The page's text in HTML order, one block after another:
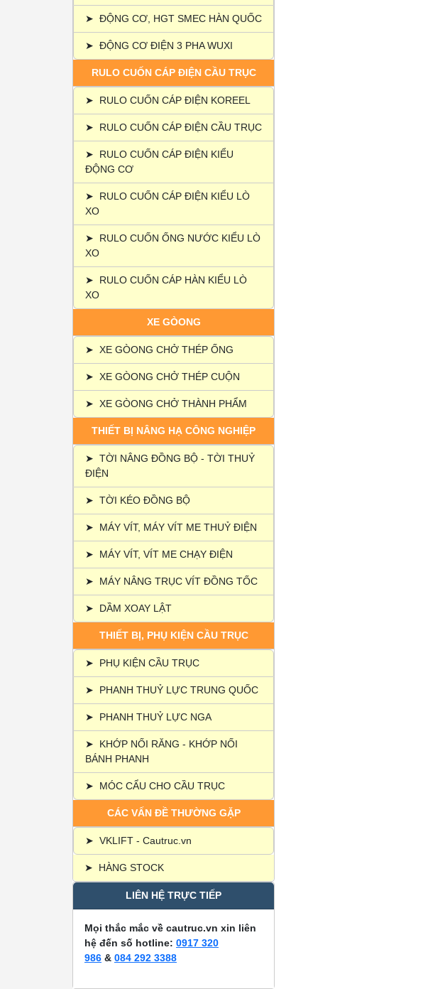
➤ ĐỘNG CƠ, HGT SMEC HÀN QUỐC
➤ ĐỘNG CƠ ĐIỆN 3 PHA WUXI
RULO CUỐN CÁP ĐIỆN CẦU TRỤC
➤ RULO CUỐN CÁP ĐIỆN KOREEL
➤ RULO CUỐN CÁP ĐIỆN CẦU TRỤC
➤
RULO CUỐN CÁP ĐIỆN KIỂU
ĐỘNG CƠ
➤
RULO CUỐN CÁP ĐIỆN KIỂU LÒ
XO
➤
RULO CUỐN ỐNG NƯỚC KIỂU LÒ
XO
➤
RULO CUỐN CÁP HÀN KIỂU LÒ
XO
XE GÒONG
➤ XE GÒONG CHỞ THÉP ỐNG
➤ XE GÒONG CHỞ THÉP CUỘN
➤ XE GÒONG CHỞ THÀNH PHẨM
THIẾT BỊ NÂNG HẠ CÔNG NGHIỆP
➤ TỜI NÂNG ĐỒNG BỘ - TỜI THUỶ
ĐIỆN
➤ TỜI KÉO ĐỒNG BỘ
➤ MÁY VÍT, MÁY VÍT ME THUỶ ĐIỆN
➤ MÁY VÍT, VÍT ME CHẠY ĐIỆN
➤ MÁY NÂNG TRỤC VÍT ĐỒNG TỐC
➤ DẦM XOAY LẬT
THIẾT BỊ, PHỤ KIỆN CẦU TRỤC
➤ PHỤ KIỆN CẦU TRỤC
➤ PHANH THUỶ LỰC TRUNG QUỐC
➤ PHANH THUỶ LỰC NGA
➤
KHỚP NỐI RĂNG - KHỚP NỐI
BÁNH PHANH
➤ MÓC CẨU CHO CẦU TRỤC
CÁC VẤN ĐỀ THƯỜNG GẶP
➤ VKLIFT - Cautruc.vn
➤ HÀNG STOCK
LIÊN HỆ TRỰC TIẾP
Mọi thắc mắc về cautruc.vn xin liên
hệ đến số hotline: 0917 320
986 & 084 292 3388